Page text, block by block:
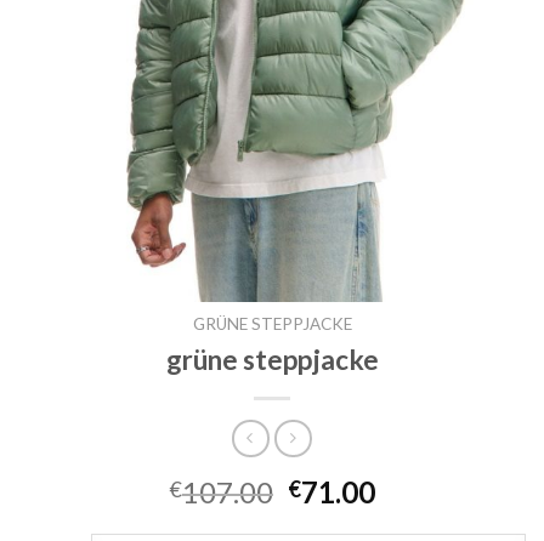
GRÜNE STEPPJACKE
grüne steppjacke
€107.00 €71.00